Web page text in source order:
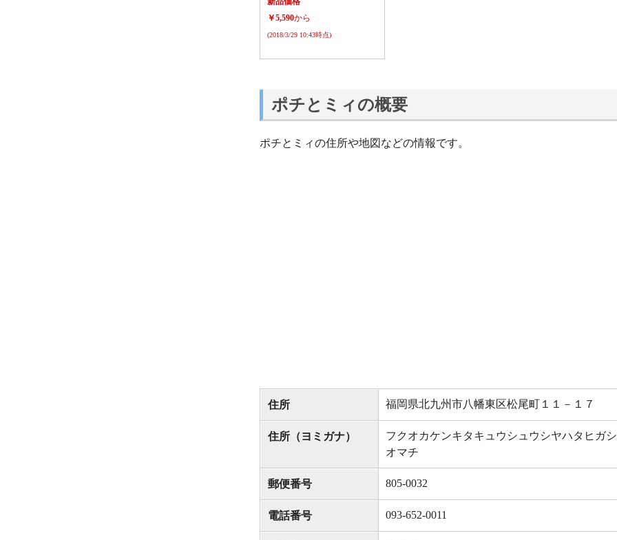
￥5,590から
(2018/3/29 10:43時点)
ポチとミィの概要
ポチとミィの住所や地図などの情報です。
住所 福岡県北九州市八幡東区松尾町１１－１７
住所（ヨミガナ）
フクオカケンキタキュウシュウシヤハタヒガ
オマチ
郵便番号 805-0032
電話番号 093-652-0011